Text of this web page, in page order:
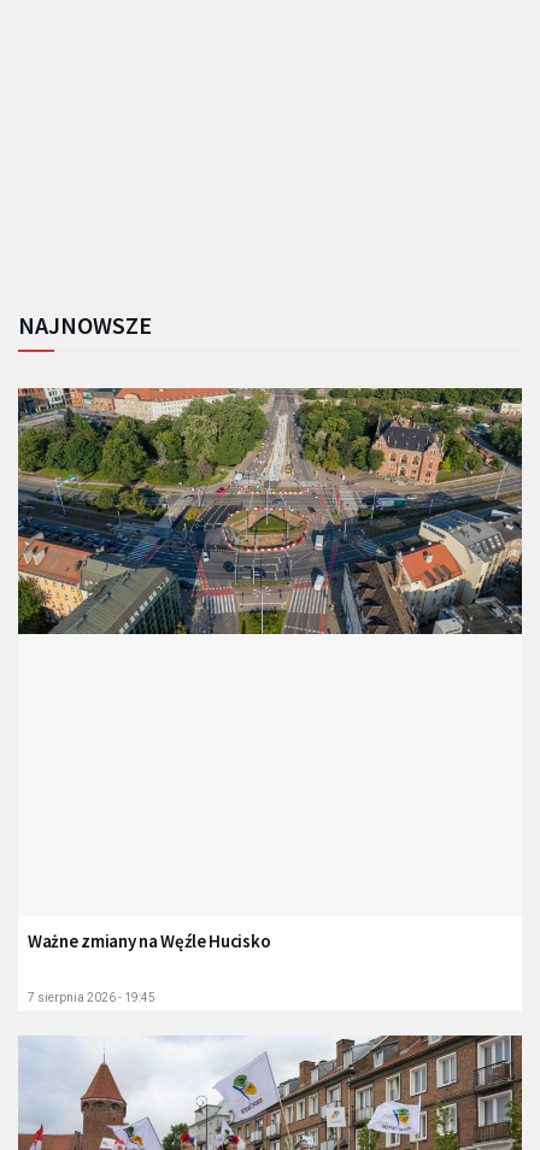
NAJNOWSZE
Ważne zmiany na Węźle Hucisko
7 sierpnia 2026 - 19:45